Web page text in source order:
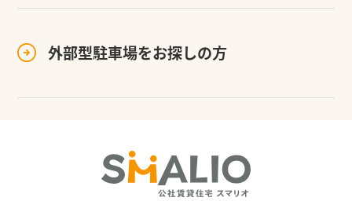
外部型駐車場をお探しの方